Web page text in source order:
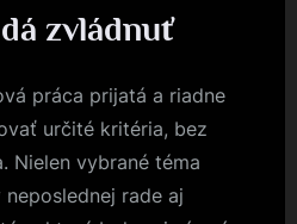
zvládnuť
práca prijatá a riadne
určité kritéria, bez
Nielen vybrané téma
rade aj